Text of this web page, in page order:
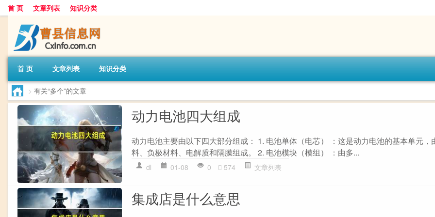
首 页 文章列表 知识分类
首 页 文章列表 知识分类
> 有关“多个”的文章
动力电池四大组成
动力电池主要由以下四大部分组成： 1. 电池单体（电芯） ：这是动力电池的基本单元，
料、负极材料、电解质和隔膜组成。 2. 电池模块（模组） ：由多...
dl 01-08 0 574 文章列表
集成店是什么意思